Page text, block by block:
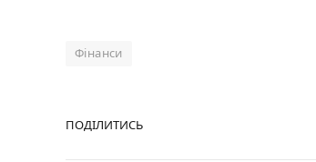
Фінанси
ПОДІЛИТИСЬ